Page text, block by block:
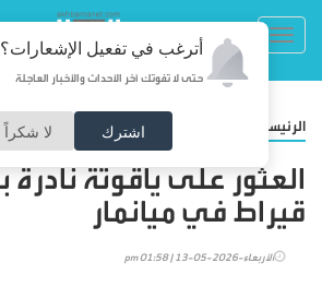
أترغب في تفعيل الإشعارات؟
حتى لا تفوتك آخر الأحداث والأخبار العاجلة
اشترك لا شكراً الرئيسية
قيراط في ميانمار
الأربعاء-2026-05-13 | 01:58 pm